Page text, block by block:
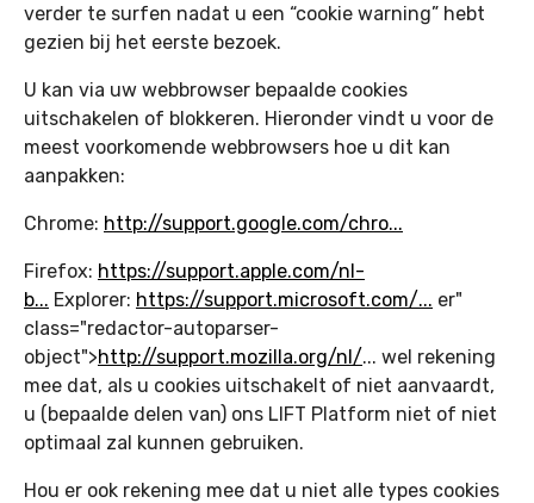
verder te surfen nadat u een “cookie warning” hebt
gezien bij het eerste bezoek.
U kan via uw webbrowser bepaalde cookies
uitschakelen of blokkeren. Hieronder vindt u voor de
meest voorkomende webbrowsers hoe u dit kan
aanpakken:
Chrome: http://support.google.com/chro...
Firefox: https://support.apple.com/nl-
b... Explorer: https://support.microsoft.com/... er"
class="redactor-autoparser-
object">http://support.mozilla.org/nl/... wel rekening
mee dat, als u cookies uitschakelt of niet aanvaardt,
u (bepaalde delen van) ons LIFT Platform niet of niet
optimaal zal kunnen gebruiken.
Hou er ook rekening mee dat u niet alle types cookies